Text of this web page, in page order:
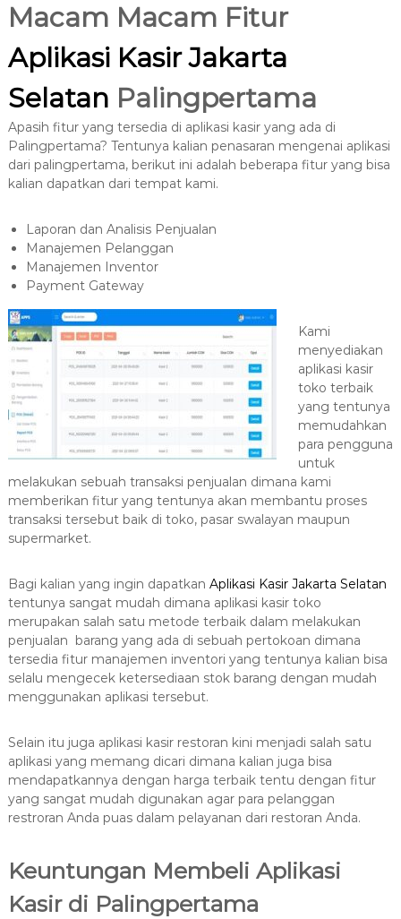
Macam Macam Fitur
Aplikasi Kasir Jakarta
Selatan Palingpertama
Apasih fitur yang tersedia di aplikasi kasir yang ada di
Palingpertama? Tentunya kalian penasaran mengenai aplikasi
dari palingpertama, berikut ini adalah beberapa fitur yang bisa
kalian dapatkan dari tempat kami.
Laporan dan Analisis Penjualan
Manajemen Pelanggan
Manajemen Inventor
Payment Gateway
Kami
menyediakan
aplikasi kasir
toko terbaik
yang tentunya
memudahkan
para pengguna
untuk
melakukan sebuah transaksi penjualan dimana kami
memberikan fitur yang tentunya akan membantu proses
transaksi tersebut baik di toko, pasar swalayan maupun
supermarket.
Bagi kalian yang ingin dapatkan Aplikasi Kasir Jakarta Selatan
tentunya sangat mudah dimana aplikasi kasir toko
merupakan salah satu metode terbaik dalam melakukan
penjualan barang yang ada di sebuah pertokoan dimana
tersedia fitur manajemen inventori yang tentunya kalian bisa
selalu mengecek ketersediaan stok barang dengan mudah
menggunakan aplikasi tersebut.
Selain itu juga aplikasi kasir restoran kini menjadi salah satu
aplikasi yang memang dicari dimana kalian juga bisa
mendapatkannya dengan harga terbaik tentu dengan fitur
yang sangat mudah digunakan agar para pelanggan
restroran Anda puas dalam pelayanan dari restoran Anda.
Keuntungan Membeli Aplikasi
Kasir di Palingpertama